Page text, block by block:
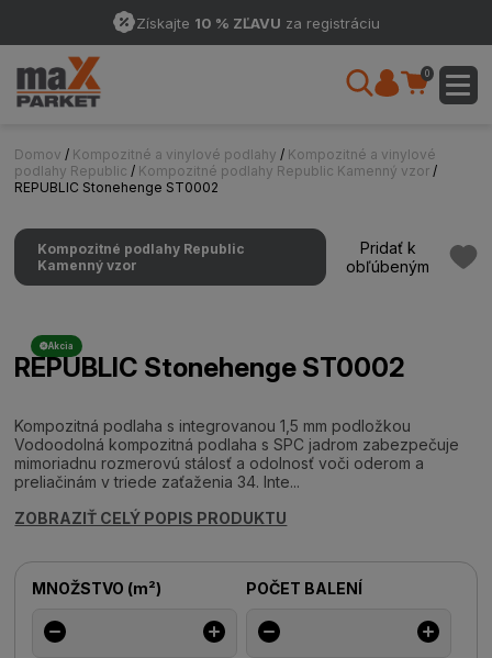
Získajte 10 % ZĽAVU za registráciu
0
Domov / Kompozitné a vinylové podlahy / Kompozitné a vinylové
podlahy Republic / Kompozitné podlahy Republic Kamenný vzor /
REPUBLIC Stonehenge ST0002
Kompozitné podlahy Republic
Kamenný vzor
Pridať k
obľúbeným
Akcia
REPUBLIC Stonehenge ST0002
Kompozitná podlaha s integrovanou 1,5 mm podložkou
Vodoodolná kompozitná podlaha s SPC jadrom zabezpečuje
mimoriadnu rozmerovú stálosť a odolnosť voči oderom a
preliačinám v triede zaťaženia 34. Inte...
ZOBRAZIŤ CELÝ POPIS PRODUKTU
MNOŽSTVO (m²) POČET BALENÍ